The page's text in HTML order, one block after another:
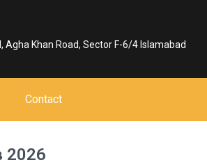
Agha Khan Road, Sector F-6/4 Islamabad
Contact
2026